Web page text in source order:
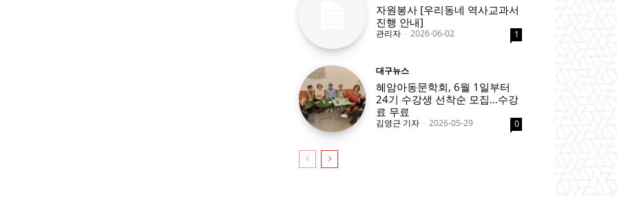
자원봉사 [우리동네 역사교과서
진행 안내]
관리자 - 2026-06-02 1
대구뉴스
혜암아동문학회, 6월 1일부터
24기 수강생 선착순 모집…수강
료 무료
김영근 기자 - 2026-05-29 0